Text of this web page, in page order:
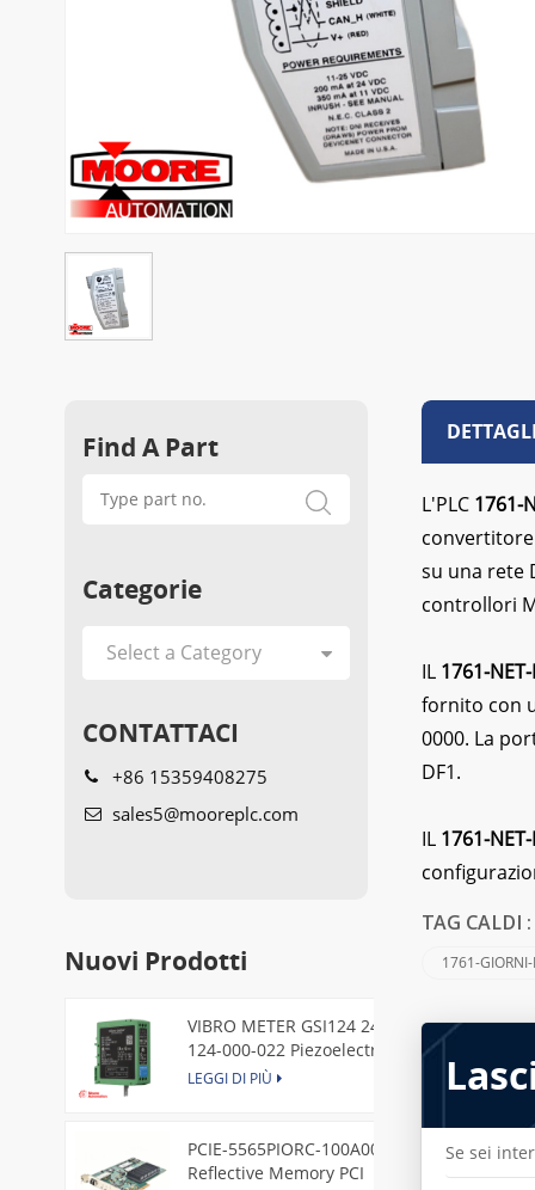
L'PLC 1761-
su una rete
controllori
IL 1761-
fornito con
0000. La
DF1.
IL 1761-
TAG CALDI :
1761-
Se sei
Find A Part
Categorie
CONTATTACI
+86 15359408275
sales5@mooreplc.com
Nuovi Prodotti
VIBRO METER GSI124 244-
124-000-022 Piezoelectric
Pressure Transducer
LEGGI DI PIÙ
PCIE-5565PIORC-100A00
Reflective Memory PCI